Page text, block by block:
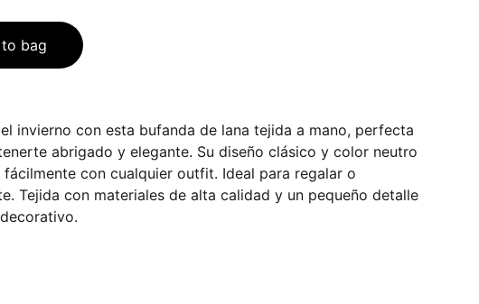
bag
invierno con esta bufanda de lana tejida a mano, perfecta
abrigado y elegante. Su diseño clásico y color neutro
fácilmente con cualquier outfit. Ideal para regalar o
Tejida con materiales de alta calidad y un pequeño detalle